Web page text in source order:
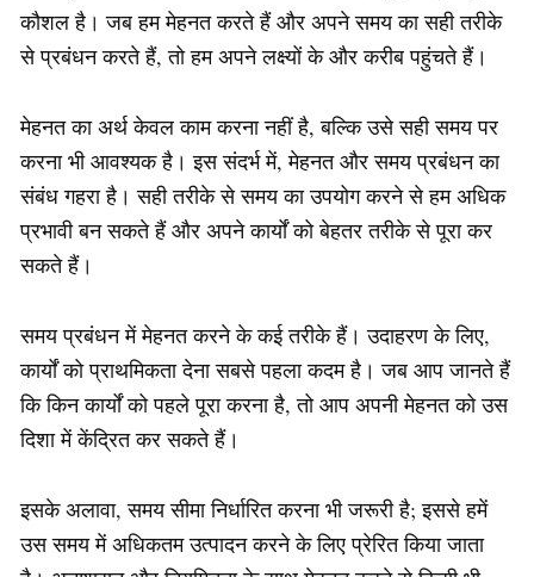
कौशल है। जब हम मेहनत करते हैं और अपने समय का सही तरीके
से प्रबंधन करते हैं, तो हम अपने लक्ष्यों के और करीब पहुंचते हैं।
मेहनत का अर्थ केवल काम करना नहीं है, बल्कि उसे सही समय पर
करना भी आवश्यक है। इस संदर्भ में, मेहनत और समय प्रबंधन का
संबंध गहरा है। सही तरीके से समय का उपयोग करने से हम अधिक
प्रभावी बन सकते हैं और अपने कार्यों को बेहतर तरीके से पूरा कर
सकते हैं।
समय प्रबंधन में मेहनत करने के कई तरीके हैं। उदाहरण के लिए,
कार्यों को प्राथमिकता देना सबसे पहला कदम है। जब आप जानते हैं
कि किन कार्यों को पहले पूरा करना है, तो आप अपनी मेहनत को उस
दिशा में केंद्रित कर सकते हैं।
इसके अलावा, समय सीमा निर्धारित करना भी जरूरी है; इससे हमें
उस समय में अधिकतम उत्पादन करने के लिए प्रेरित किया जाता